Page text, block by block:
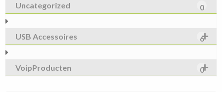
Uncategorized 0
USB Accessoires 6
VoipProducten 0